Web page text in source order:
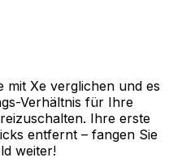
mit Xe verglichen und es
Verhältnis für Ihre
Ihre erste
entfernt – fangen Sie
weiter!